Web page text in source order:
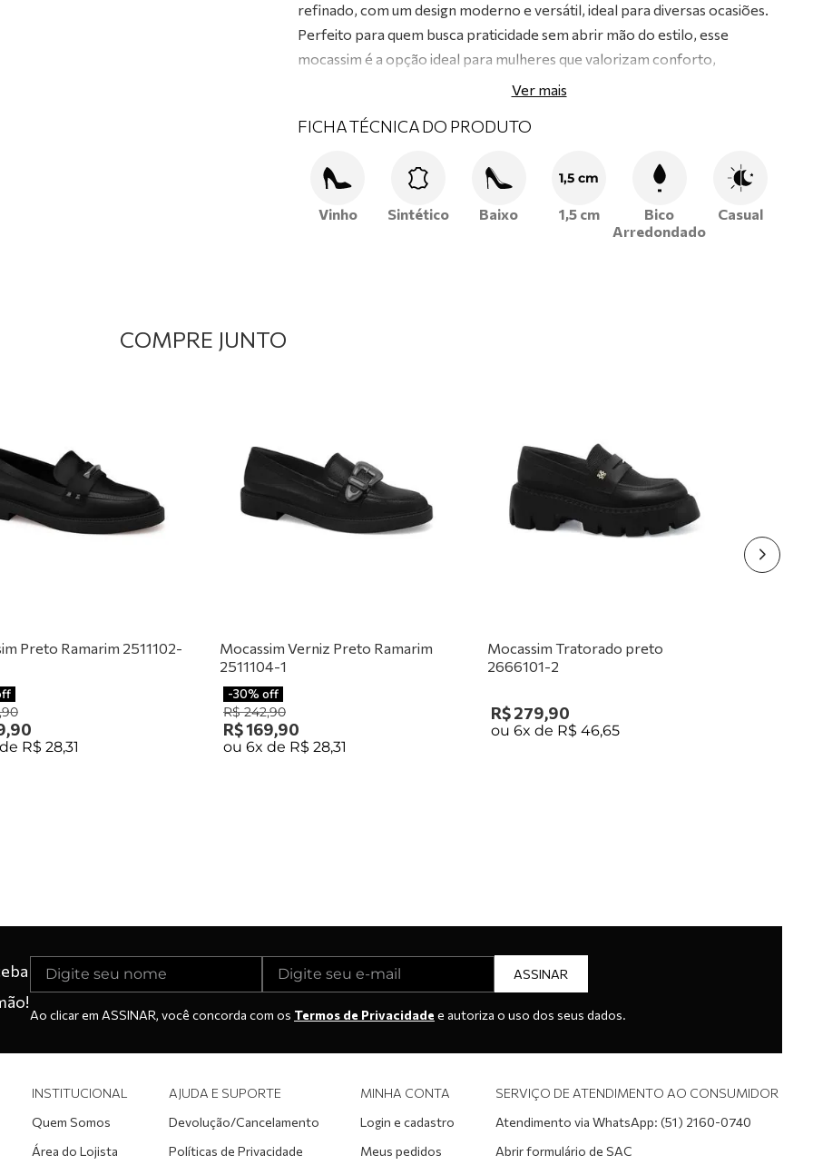
refinado, com um design moderno e versátil, ideal para diversas ocasiões.
Perfeito para quem busca praticidade sem abrir mão do estilo, esse
mocassim é a opção ideal para mulheres que valorizam conforto,
Ver mais
FICHA TÉCNICA DO PRODUTO
Vinho Sintético Baixo
1,5 cm
1,5 cm
Bico
Arredondado
Casual
COMPRE JUNTO
Preto Ramarim 2511102-
,90
,90
R$ 28,31
Mocassim Verniz Preto Ramarim
2511104-1
-30% off
R$ 242,90
R$169,90
ou6x de R$ 28,31
Mocassim Tratorado preto
2666101-2
R$279,90
ou6x de R$ 46,65
ASSINAR
Ao clicar em ASSINAR, você concorda com os Termos de Privacidade e autoriza o uso dos seus dados.
INSTITUCIONAL
Quem Somos
Área do Lojista
AJUDA E SUPORTE
Devolução/Cancelamento
Políticas de Privacidade
MINHA CONTA
Login e cadastro
Meus pedidos
SERVIÇO DE ATENDIMENTO AO CONSUMIDOR
Atendimento via WhatsApp: (51) 2160-0740
Abrir formulário de SAC